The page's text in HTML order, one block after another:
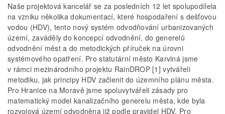
Naše projektová kancelář se za posledních 12 let spolupodílela
na vzniku několika dokumentací, které hospodaření s dešťovou
vodou (HDV), tento nový systém odvodňování urbanizovaných
území, zaváděly do koncepcí odvodnění, do generelů
odvodnění měst a do metodických příruček na úrovni
systémového opatření. Pro statutární město Karviná jsme
v rámci mezinárodního projektu RainDROP [1] vytvářeli
metodiku, jak principy HDV začlenit do územního plánu města.
Pro Hranice na Moravě jsme spoluvytvářeli zásady pro
matematický model kanalizačního generelu města, kde byla
rozvojová území odvodněna již podle pravidel HDV. Pro